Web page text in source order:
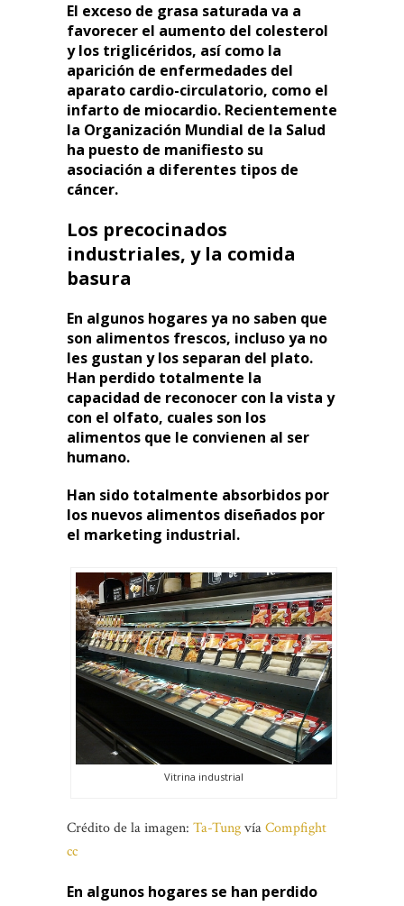
El exceso de grasa saturada va a
favorecer el aumento del colesterol
y los triglicéridos, así como la
aparición de enfermedades del
aparato cardio-circulatorio, como el
infarto de miocardio. Recientemente
la Organización Mundial de la Salud
ha puesto de manifiesto su
asociación a diferentes tipos de
cáncer.
Los precocinados
industriales, y la comida
basura
En algunos hogares ya no saben que
son alimentos frescos, incluso ya no
les gustan y los separan del plato.
Han perdido totalmente la
capacidad de reconocer con la vista y
con el olfato, cuales son los
alimentos que le convienen al ser
humano.
Han sido totalmente absorbidos por
los nuevos alimentos diseñados por
el marketing industrial.
Vitrina industrial
Crédito de la imagen: Ta-TungvíaCompfight
cc
En algunos hogares se han perdido